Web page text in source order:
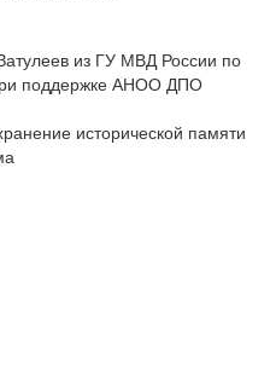
из ГУ МВД России по
поддержке АНОО ДПО
исторической памяти